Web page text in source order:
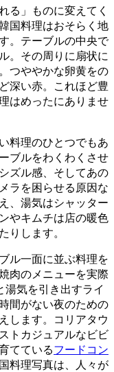
る」ものに変えてく
国料理はおそらく地
。テーブルの中央で
。その周りに扇状に
つややかな卵黄をの
深い赤。これほど豊
はめったにありませ
料理のひとつでもあ
ブルをわくわくさせ
ズル感、そしてあの
ラを困らせる原因な
、湯気はシャッター
やキムチは店の暖色
りします。
ル一面に並ぶ料理を
肉のメニューを実際
気を引き出すライ
間がない夜のための
します。コリアタウ
トカジュアルなビビ
てているフードコン
料理写真は、人々が